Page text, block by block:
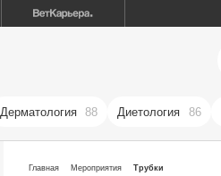
Дерматология 88 Диетология 86
Главная Мероприятия Трубки